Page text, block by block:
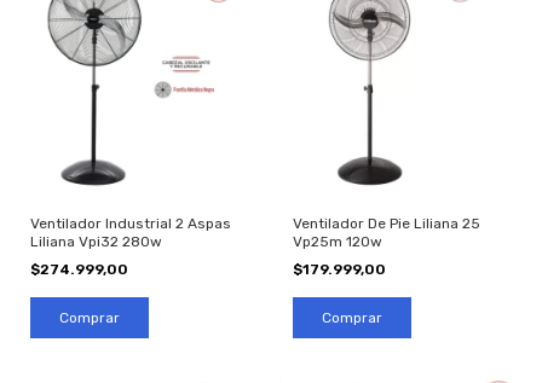
Ventilador Industrial 2 Aspas
Liliana Vpi32 280w
$274.999,00
Ventilador De Pie Liliana 25
Vp25m 120w
$179.999,00